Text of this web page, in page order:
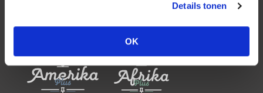
Details tonen
OK
Neem ook eens een kijkje bij onze
andere reisorganisaties: